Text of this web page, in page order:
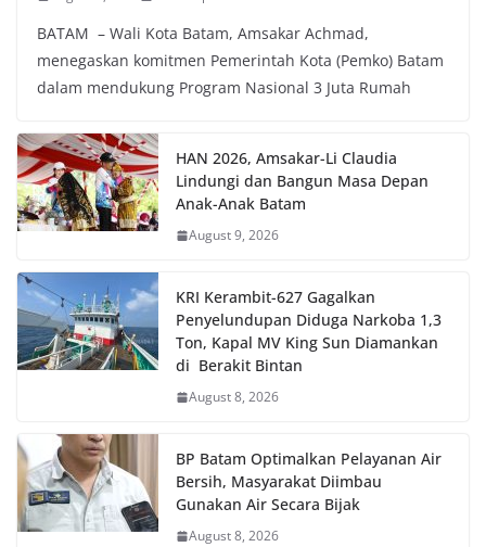
BATAM – Wali Kota Batam, Amsakar Achmad,
menegaskan komitmen Pemerintah Kota (Pemko) Batam
dalam mendukung Program Nasional 3 Juta Rumah
HAN 2026, Amsakar-Li Claudia
Lindungi dan Bangun Masa Depan
Anak-Anak Batam
August 9, 2026
KRI Kerambit-627 Gagalkan
Penyelundupan Diduga Narkoba 1,3
Ton, Kapal MV King Sun Diamankan
di Berakit Bintan
August 8, 2026
BP Batam Optimalkan Pelayanan Air
Bersih, Masyarakat Diimbau
Gunakan Air Secara Bijak
August 8, 2026